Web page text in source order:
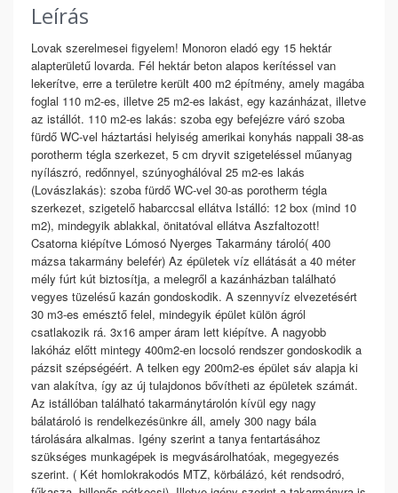
Leírás
Lovak szerelmesei figyelem! Monoron eladó egy 15 hektár
alapterületű lovarda. Fél hektár beton alapos kerítéssel van
lekerítve, erre a területre került 400 m2 építmény, amely magába
foglal 110 m2-es, illetve 25 m2-es lakást, egy kazánházat, illetve
az istállót. 110 m2-es lakás: szoba egy befejézre váró szoba
fürdő WC-vel háztartási helyiség amerikai konyhás nappali 38-as
porotherm tégla szerkezet, 5 cm dryvit szigeteléssel műanyag
nyílászró, redőnnyel, szúnyoghálóval 25 m2-es lakás
(Lovászlakás): szoba fürdő WC-vel 30-as porotherm tégla
szerkezet, szigetelő habarccsal ellátva Istálló: 12 box (mind 10
m2), mindegyik ablakkal, önitatóval ellátva Aszfaltozott!
Csatorna kiépítve Lómosó Nyerges Takarmány tároló( 400
mázsa takarmány belefér) Az épületek víz ellátását a 40 méter
mély fúrt kút biztosítja, a melegről a kazánházban található
vegyes tüzelésű kazán gondoskodik. A szennyvíz elvezetésért
30 m3-es emésztő felel, mindegyik épület külön ágról
csatlakozik rá. 3x16 amper áram lett kiépítve. A nagyobb
lakóház előtt mintegy 400m2-en locsoló rendszer gondoskodik a
pázsit szépségéért. A telken egy 200m2-es épület sáv alapja ki
van alakítva, így az új tulajdonos bővítheti az épületek számát.
Az istállóban található takarmánytárolón kívül egy nagy
bálatároló is rendelkezésünkre áll, amely 300 nagy bála
tárolására alkalmas. Igény szerint a tanya fentartásához
szükséges munkagépek is megvásárolhatóak, megegyezés
szerint. ( Két homlokrakodós MTZ, körbálázó, két rendsodró,